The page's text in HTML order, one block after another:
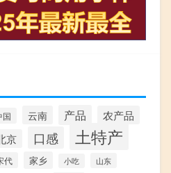
国 云南 产品 农产品
京 口感 土特产
代 家乡 小吃 山东